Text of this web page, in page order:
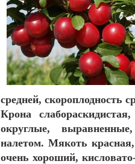
средней, скороплодность
Крона
округлые,
налетом. Мякоть
очень хороший,